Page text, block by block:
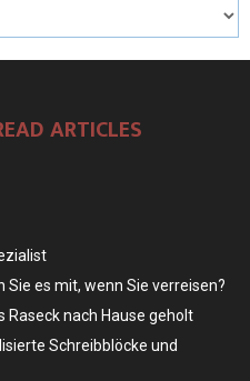
ARTICLES
es mit, wenn Sie verreisen?
Raseck nach Hause geholt
Schreibblöcke und